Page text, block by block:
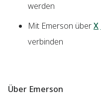
werden
Mit Emerson überX
verbinden
Über Emerson